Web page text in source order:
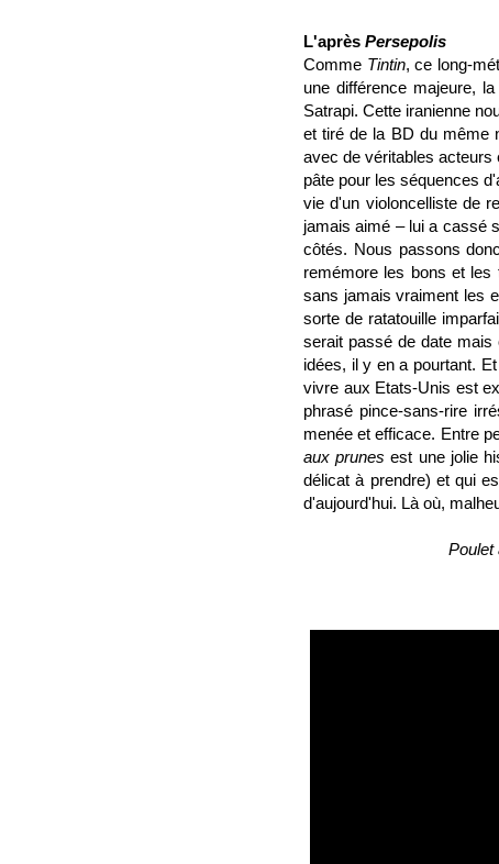
L'après Persepolis
Comme Tintin, ce long-
une différence majeure,
Satrapi. Cette iranienne
et tiré de la BD du même
avec de véritables
pâte pour les séquences
vie d'un violoncelliste de
jamais aimé – lui a cassé
côtés. Nous passons
remémore les bons et les
sans jamais vraiment les
sorte de ratatouille
serait passé de date mais
idées, il y en a pourtant.
vivre aux Etats-Unis est
phrasé pince-sans-rire
menée et efficace. Entre
aux prunes est une jolie
délicat à prendre) et qui
d'aujourd'hui. Là où,
Poulet